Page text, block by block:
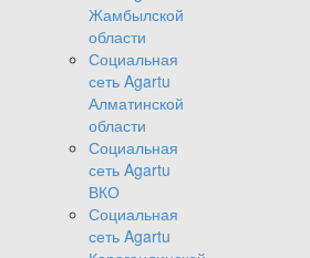
Жамбылской
области
Социальная
сеть Agartu
Алматинской
области
Социальная
сеть Agartu
ВКО
Социальная
сеть Agartu